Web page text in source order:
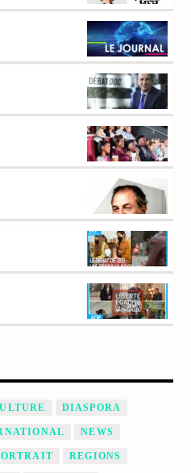
DIASPORA
NEWS
REGIONS